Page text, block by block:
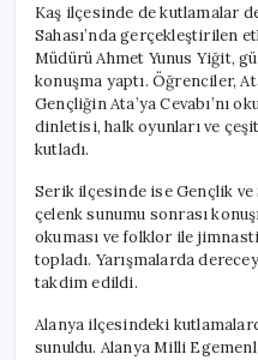
Kaş ilçesinde de kutlamalar
Sahası’nda gerçekleştirilen
Müdürü Ahmet Yunus Yiğit,
konuşma yaptı. Öğrenciler,
Gençliğin Ata’ya Cevabı’nı
dinletisi, halk oyunları ve
kutladı.
Serik ilçesinde ise Gençlik
çelenk sunumu sonrası
okuması ve folklor ile
topladı. Yarışmalarda
takdim edildi.
Alanya ilçesindeki
sunuldu. Alanya Milli